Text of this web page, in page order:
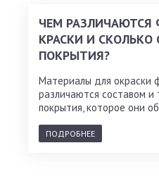
ЧЕМ РАЗЛИЧАЮТСЯ
КРАСКИ И СКОЛЬКО
ПОКРЫТИЯ?
Материалы для окраски
различаются составом и
покрытия, которое они
ПОДРОБНЕЕ